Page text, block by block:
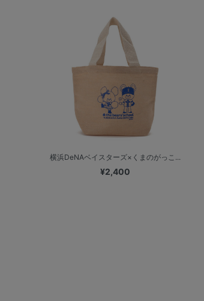
横浜DeNAベイスターズ×くまのがっこ...
¥2,400